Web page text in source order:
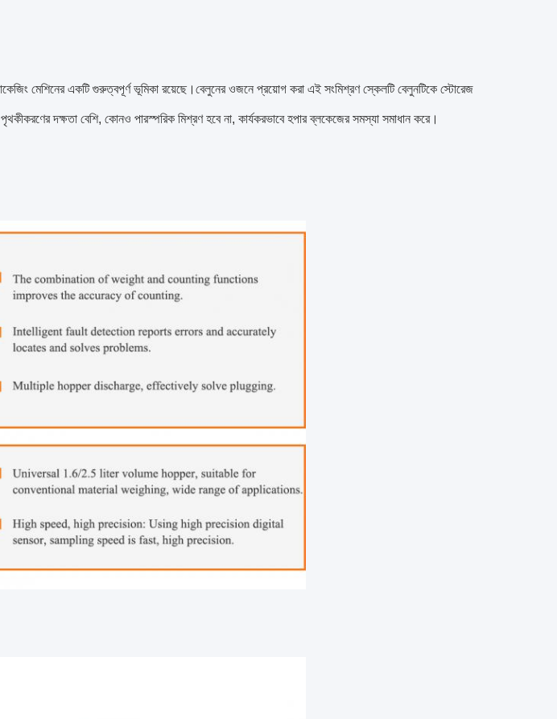
মেশিনের একটি গুরুত্বপূর্ণ ভূমিকা রয়েছে।বেলুনের ওজনে প্রয়োগ করা এই সংমিশ্রণ স্কেলটি বেলুনটিকে স্টোরেজ
দক্ষতা বেশি, কোনও পারস্পরিক মিশ্রণ হবে না, কার্যকরভাবে হপার ব্লকেজের সমস্যা সমাধান করে।